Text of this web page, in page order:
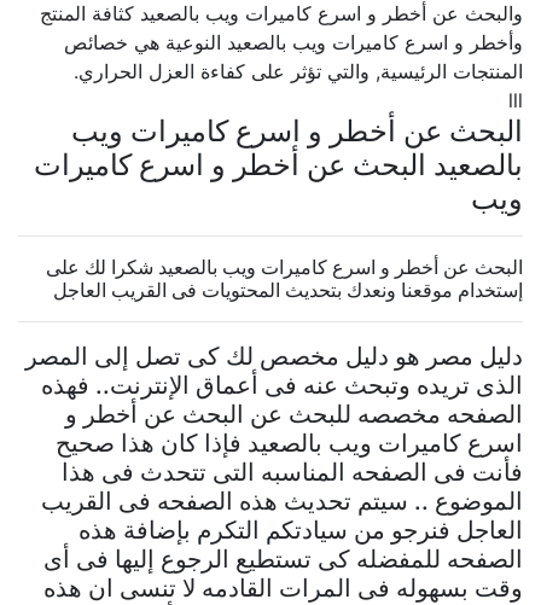
والبحث عن أخطر و اسرع كاميرات ويب بالصعيد كثافة المنتج
وأخطر و اسرع كاميرات ويب بالصعيد النوعية هي خصائص
المنتجات الرئيسية, والتي تؤثر على كفاءة العزل الحراري.
البحث عن أخطر و اسرع كاميرات ويب
بالصعيد البحث عن أخطر و اسرع كاميرات
ويب
البحث عن أخطر و اسرع كاميرات ويب بالصعيد شكرا لك على
إستخدام موقعنا ونعدك بتحديث المحتويات فى القريب العاجل
دليل مصر هو دليل مخصص لك كى تصل إلى المصر
الذى تريده وتبحث عنه فى أعماق الإنترنت.. فهذه
الصفحه مخصصه للبحث عن البحث عن أخطر و
اسرع كاميرات ويب بالصعيد فإذا كان هذا صحيح
فأنت فى الصفحه المناسبه التى تتحدث فى هذا
الموضوع .. سيتم تحديث هذه الصفحه فى القريب
العاجل فنرجو من سيادتكم التكرم بإضافة هذه
الصفحه للمفضله كى تستطيع الرجوع إليها فى أى
وقت بسهوله فى المرات القادمه لا تنسى ان هذه